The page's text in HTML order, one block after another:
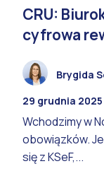
CRU:
cyfrowa
Brygida
29 grudnia 2025
Wchodzimy w
obowiązków.
się z KSeF,...